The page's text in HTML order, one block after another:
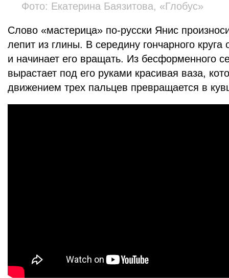
Фото: Екатерина Баязитова, «Глобус»
Слово «мастерица» по-русски Янис
лепит из глины. В середину гончарного круга
и начинает его вращать. Из бесформенного
вырастает под его руками красивая ваза,
движением трех пальцев превращается в